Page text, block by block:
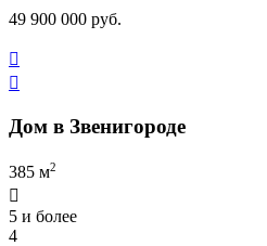
49 900 000 руб.


Дом в Звенигороде
385 м2

5 и более
4